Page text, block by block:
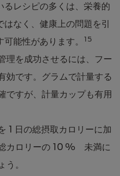
るレシピの多くは、栄養的
はなく、健康上の問題を引
可能性があります。
15
理を成功させるには、フー
効です。グラムで計量する
ですが、計量カップも有用
1 日の総摂取カロリーに加
カロリーの 10 % 未満に
う。